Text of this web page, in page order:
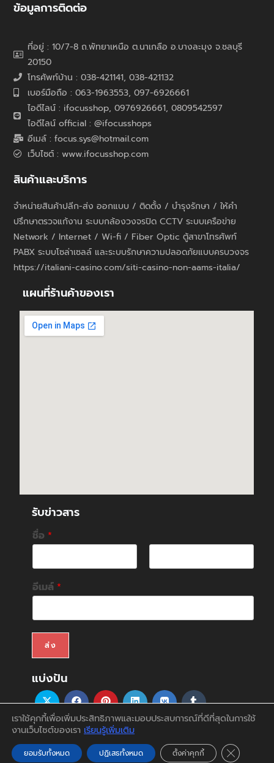
ข้อมูลการติดต่อ
ที่อยู่ : 10/7-8 ถ.พัทยาเหนือ ต.นาเกลือ อ.บางละมุง จ.ชลบุรี
20150
โทรศัพท์บ้าน : 038-421141, 038-421132
เบอร์มือถือ : 063-1963553, 097-6926661
ไอดีไลน์ : ifocusshop, 0976926661, 0809542597
ไอดีไลน์ official : @ifocusshops
อีเมล์ : focus.sys@hotmail.com
เว็บไซต์ : www.ifocusshop.com
สินค้าและบริการ
จำหน่ายสินค้าปลีก-ส่ง ออกแบบ / ติดตั้ง / บำรุงรักษา / ให้คำ
ปรึกษาตรวจแก้งาน ระบบกล้องวงจรปิด CCTV ระบบเครือข่าย
Network / Internet / Wi-fi / Fiber Optic ตู้สาขาโทรศัพท์
PABX ระบบโซล่าเซลล์ และระบบรักษาความปลอดภัยแบบครบวงจร
https://italiani-casino.com/siti-casino-non-aams-italia/
แผนที่ร้านค้าของเรา
รับข่าวสาร
ชื่อ *
F
i
r
L
อีเมล์ *
ส่ง
แบ่งปัน
สินค้า บริการ บทความ สนับสนุน&ดาวน์โหลด ติดต่อเรา
บัญชีของฉัน
เราใช้คุกกี้เพื่อเพิ่มประสิทธิภาพและมอบประสบการณ์ที่ดีที่สุดในการใช้
งานเว็บไซต์ของเรา เรียนรู้เพิ่มเติม
ยอมรับทั้งหมด ปฏิเสธทั้งหมด ตั้งค่าคุกกี้ Close